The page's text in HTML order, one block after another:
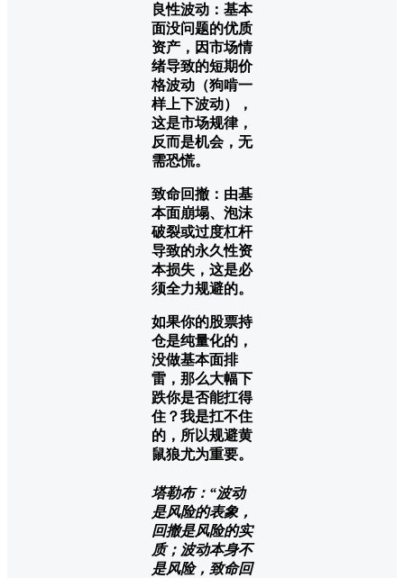
良性波动：基本
面没问题的优质
资产，因市场情
绪导致的短期价
格波动（狗啃一
样上下波动），
这是市场规律，
反而是机会，无
需恐慌。
致命回撤：由基
本面崩塌、泡沫
破裂或过度杠杆
导致的永久性资
本损失，这是必
须全力规避的。
如果你的股票持
仓是纯量化的，
没做基本面排
雷，那么大幅下
跌你是否能扛得
住？我是扛不住
的，所以规避黄
鼠狼尤为重要。
塔勒布：“波动
是风险的表象，
回撤是风险的实
质；波动本身不
是风险，致命回